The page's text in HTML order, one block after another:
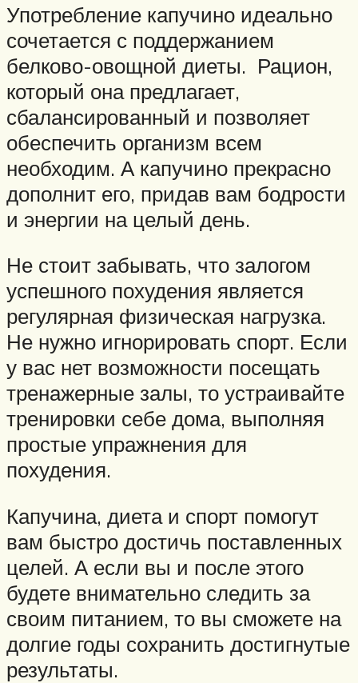
Употребление капучино идеально
сочетается с поддержанием
белково-овощной диеты. Рацион,
который она предлагает,
сбалансированный и позволяет
обеспечить организм всем
необходим. А капучино прекрасно
дополнит его, придав вам бодрости
и энергии на целый день.
Не стоит забывать, что залогом
успешного похудения является
регулярная физическая нагрузка.
Не нужно игнорировать спорт. Если
у вас нет возможности посещать
тренажерные залы, то устраивайте
тренировки себе дома, выполняя
простые упражнения для
похудения.
Капучина, диета и спорт помогут
вам быстро достичь поставленных
целей. А если вы и после этого
будете внимательно следить за
своим питанием, то вы сможете на
долгие годы сохранить достигнутые
результаты.